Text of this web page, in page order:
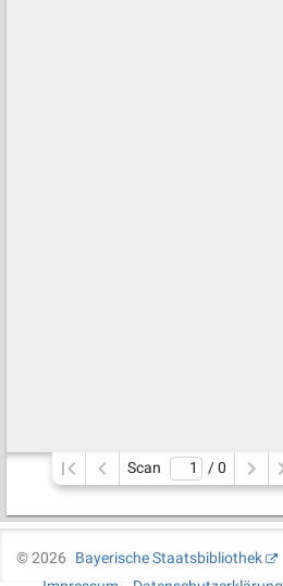
Scan / 0
©2026
Bayerische Staatsbibliothek